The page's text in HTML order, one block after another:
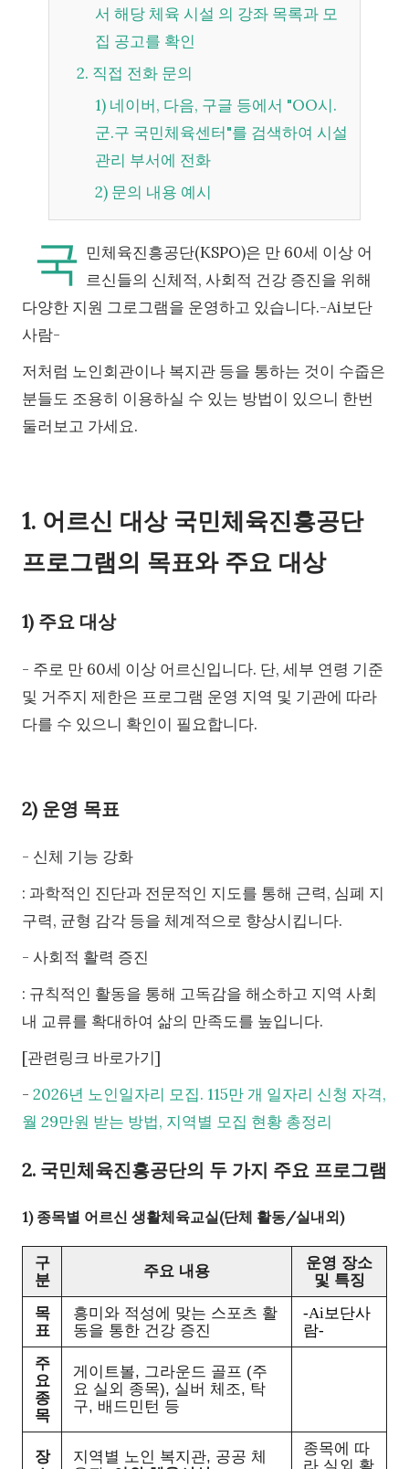
서 해당 체육 시설 의 강좌 목록과 모
집 공고를 확인
2. 직접 전화 문의
1) 네이버, 다음, 구글 등에서 "OO시.
군.구 국민체육센터"를 검색하여 시설
관리 부서에 전화
2) 문의 내용 예시
국 민체육진흥공단(KSPO)은 만 60세 이상 어
르신들의 신체적, 사회적 건강 증진을 위해
다양한 지원 그로그램을 운영하고 있습니다.-Ai보단
사람-
저처럼 노인회관이나 복지관 등을 통하는 것이 수줍은
분들도 조용히 이용하실 수 있는 방법이 있으니 한번
둘러보고 가세요.
1. 어르신 대상 국민체육진흥공단
프로그램의 목표와 주요 대상
1) 주요 대상
- 주로 만 60세 이상 어르신입니다. 단, 세부 연령 기준
및 거주지 제한은 프로그램 운영 지역 및 기관에 따라
다를 수 있으니 확인이 필요합니다.
2) 운영 목표
- 신체 기능 강화
: 과학적인 진단과 전문적인 지도를 통해 근력, 심폐 지
구력, 균형 감각 등을 체계적으로 향상시킵니다.
- 사회적 활력 증진
: 규칙적인 활동을 통해 고독감을 해소하고 지역 사회
내 교류를 확대하여 삶의 만족도를 높입니다.
[관련링크 바로가기]
- 2026년 노인일자리 모집. 115만 개 일자리 신청 자격,
월 29만원 받는 방법, 지역별 모집 현황 총정리
2. 국민체육진흥공단의 두 가지 주요 프로그램
1) 종목별 어르신 생활체육교실(단체 활동/실내외)
구
분
주요 내용
운영 장소
및 특징
목
표
흥미와 적성에 맞는 스포츠 활
동을 통한 건강 증진
-Ai보단사
람-
주
요
종
목
게이트볼, 그라운드 골프 (주
요 실외 종목), 실버 체조, 탁
구, 배드민턴 등
장
지역별 노인 복지관, 공공 체
종목에 따